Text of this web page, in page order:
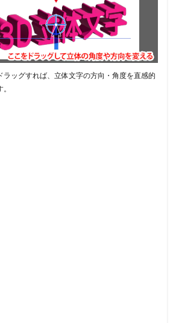
ッグすれば、立体文字の方向・角度を直感的